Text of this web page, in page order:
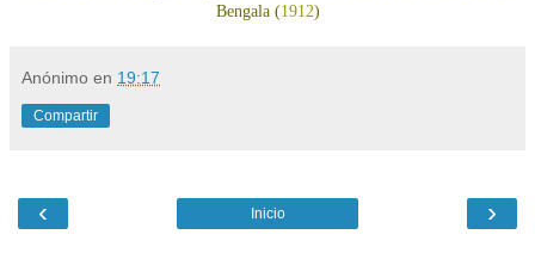
Bengala (1912)
Anónimo en 19:17
Compartir
‹ ›
Inicio